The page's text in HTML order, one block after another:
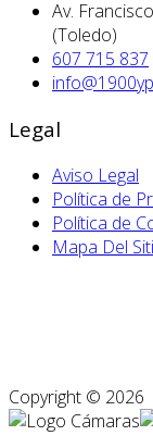
Av.
(Toledo)
607 715 837
Legal
Aviso Legal
Política de
Política de
Mapa Del
Copyright © 2026